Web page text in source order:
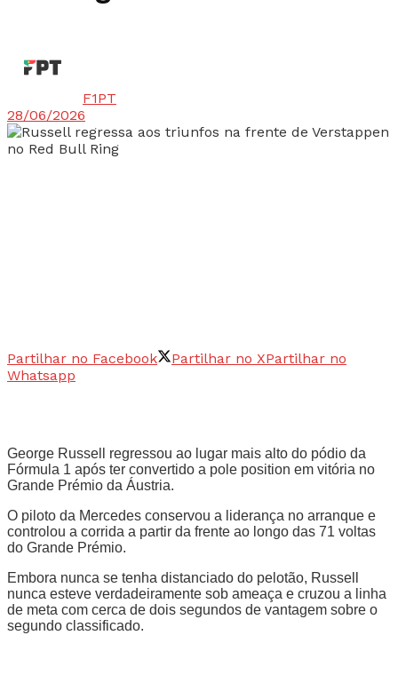
F1PT
28/06/2026
Partilhar no Facebook Partilhar no XPartilhar no
Whatsapp
George Russell regressou ao lugar mais alto do pódio da
Fórmula 1 após ter convertido a pole position em vitória no
Grande Prémio da Áustria.
O piloto da Mercedes conservou a liderança no arranque e
controlou a corrida a partir da frente ao longo das 71 voltas
do Grande Prémio.
Embora nunca se tenha distanciado do pelotão, Russell
nunca esteve verdadeiramente sob ameaça e cruzou a linha
de meta com cerca de dois segundos de vantagem sobre o
segundo classificado.